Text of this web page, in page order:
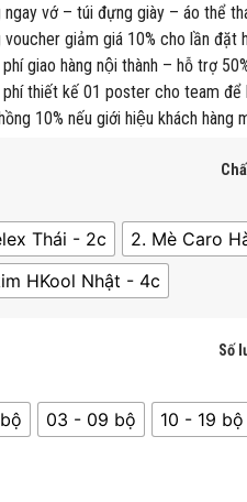
ngay vớ – túi đựng giày – áo thể
voucher giảm giá 10% cho lần đặt
giao hàng nội thành – hỗ trợ
phí thiết kế 01 poster cho team
10% nếu giới hiệu khách hàng
Thái - 2c
2. Mè Caro
HKool Nhật - 4c
Số
03 - 09 bộ 10 - 19 bộ